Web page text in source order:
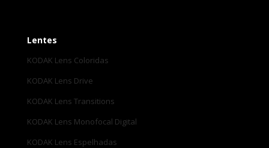
Lentes
KODAK Lens Coloridas
KODAK Lens Drive
KODAK Lens Transitions
KODAK Lens Monofocal Digital
KODAK Lens Espelhadas